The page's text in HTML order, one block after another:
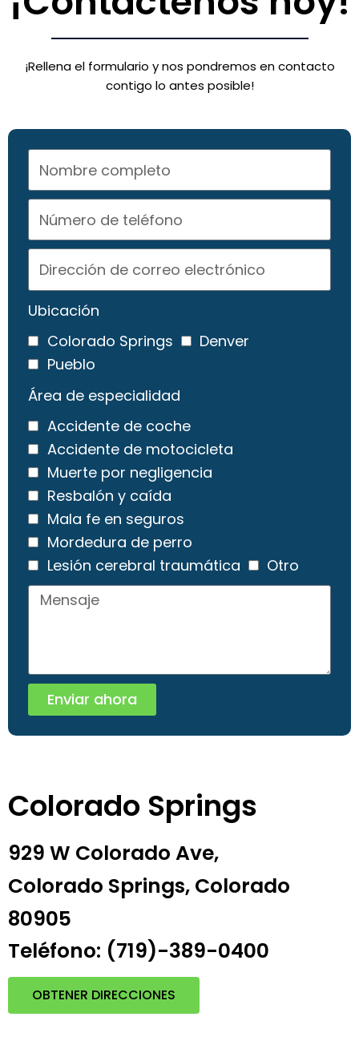
¡Rellena el formulario y nos pondremos en contacto
contigo lo antes posible!
Ubicación
Colorado Springs
Denver
Pueblo
Área de especialidad
Accidente de coche
Accidente de motocicleta
Muerte por negligencia
Resbalón y caída
Mala fe en seguros
Mordedura de perro
Lesión cerebral traumática
Otro
Enviar ahora
Colorado Springs
929 W Colorado Ave,
Colorado Springs, Colorado
80905
Teléfono: (719)-389-0400
OBTENER DIRECCIONES